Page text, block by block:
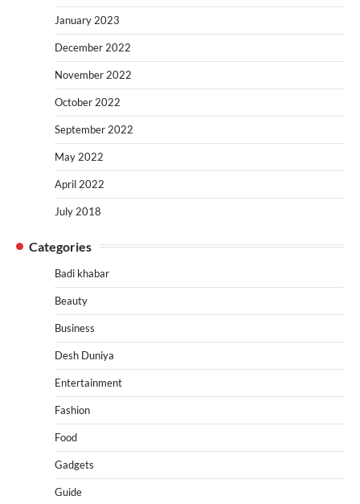
January 2023
December 2022
November 2022
October 2022
September 2022
May 2022
April 2022
July 2018
Categories
Badi khabar
Beauty
Business
Desh Duniya
Entertainment
Fashion
Food
Gadgets
Guide